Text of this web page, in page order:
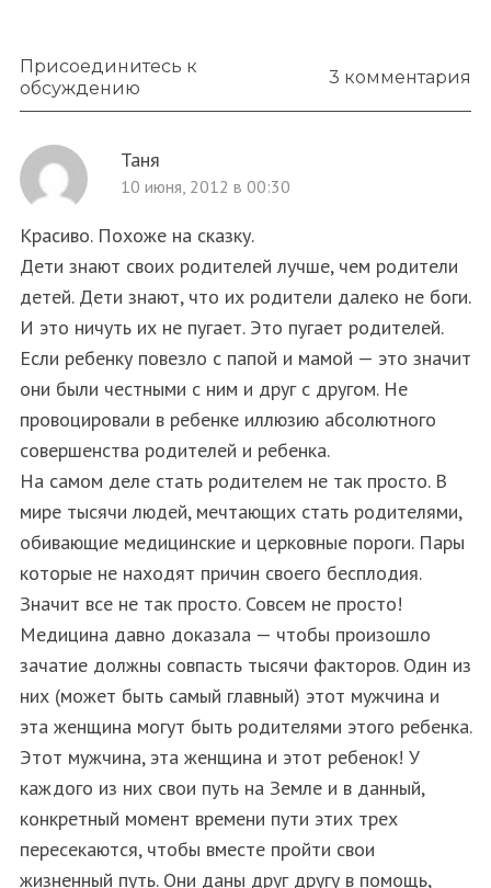
Присоединитесь к
обсуждению
3 комментария
Таня
10 июня, 2012 в 00:30
Красиво. Похоже на сказку.
Дети знают своих родителей лучше, чем родители
детей. Дети знают, что их родители далеко не боги.
И это ничуть их не пугает. Это пугает родителей.
Если ребенку повезло с папой и мамой — это значит
они были честными с ним и друг с другом. Не
провоцировали в ребенке иллюзию абсолютного
совершенства родителей и ребенка.
На самом деле стать родителем не так просто. В
мире тысячи людей, мечтающих стать родителями,
обивающие медицинские и церковные пороги. Пары
которые не находят причин своего бесплодия.
Значит все не так просто. Совсем не просто!
Медицина давно доказала — чтобы произошло
зачатие должны совпасть тысячи факторов. Один из
них (может быть самый главный) этот мужчина и
эта женщина могут быть родителями этого ребенка.
Этот мужчина, эта женщина и этот ребенок! У
каждого из них свои путь на Земле и в данный,
конкретный момент времени пути этих трех
пересекаются, чтобы вместе пройти свои
жизненный путь. Они даны друг другу в помощь,